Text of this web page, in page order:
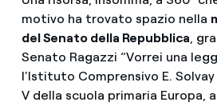
motivo ha trovato spazio nella
del Senato della Repubblica,
Senato Ragazzi “Vorrei una
l’Istituto Comprensivo E.
V della scuola primaria Europa,